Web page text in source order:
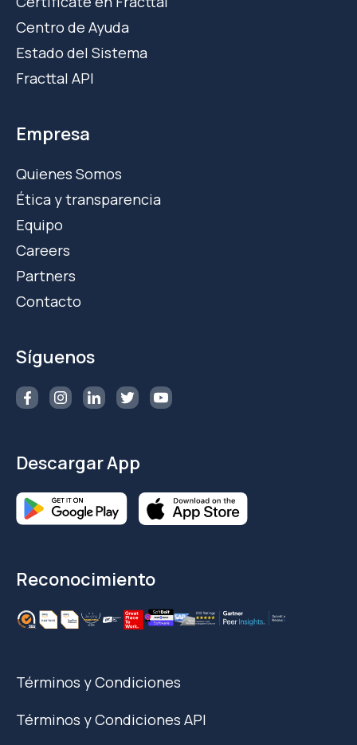
Centro de Ayuda
Estado del Sistema
Fracttal API
Empresa
Quienes Somos
Ética y transparencia
Equipo
Careers
Partners
Contacto
Síguenos
Descargar App
Reconocimiento
Términos y Condiciones
Términos y Condiciones API